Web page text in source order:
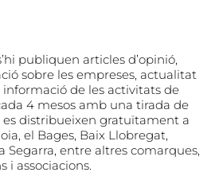
publiquen articles d’opinió,
sobre les empreses, actualitat
de les activitats de
4 mesos amb una tirada de
es distribueixen gratuïtament a
el Bages, Baix Llobregat,
Segarra, entre altres comarques,
i associacions.